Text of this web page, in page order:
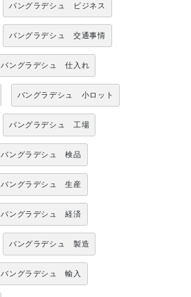
バングラデシュ ビジネス
バングラデシュ 交通事情
バングラデシュ 仕入れ
バングラデシュ 小ロット
バングラデシュ 工場
バングラデシュ 検品
バングラデシュ 生産
バングラデシュ 経済
バングラデシュ 製造
バングラデシュ 輸入